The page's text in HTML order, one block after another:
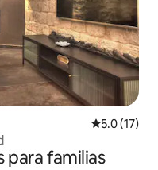
Calificación
5.0 (17)
para familias